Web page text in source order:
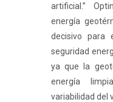
artificial.”
energía
decisivo
seguridad
ya que la
energía
variabilidad del